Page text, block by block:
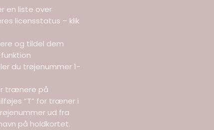
en liste over
licensstatus – klik
og tildel dem
du trøjenummer 1-
trænere på
”T” for træner i
ud fra
på holdkortet.